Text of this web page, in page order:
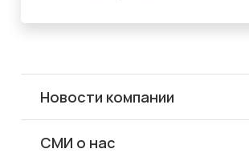
Новости компании
СМИ о нас